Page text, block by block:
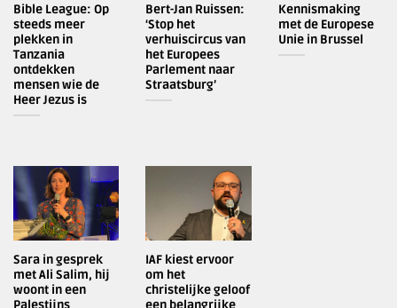
Bible League: Op
steeds meer
plekken in
Tanzania
ontdekken
mensen wie de
Heer Jezus is
Bert-Jan Ruissen:
‘Stop het
verhuiscircus van
het Europees
Parlement naar
Straatsburg’
Kennismaking
met de Europese
Unie in Brussel
Sara in gesprek
met Ali Salim, hij
woont in een
Palestijns
IAF kiest ervoor
om het
christelijke geloof
een belangrijke